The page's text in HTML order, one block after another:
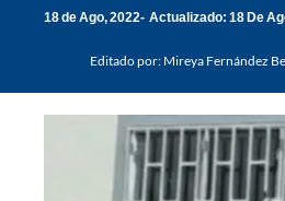
18 de Ago, 2022 Actualizado: 18 De
Editado por: Mireya Fernández